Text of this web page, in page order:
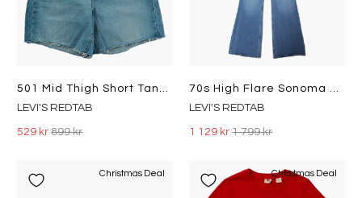
LEVI'S REDTAB
529 kr899 kr
LEVI'S REDTAB
1 129 kr 1 799 kr
Christmas Deal Christmas Deal